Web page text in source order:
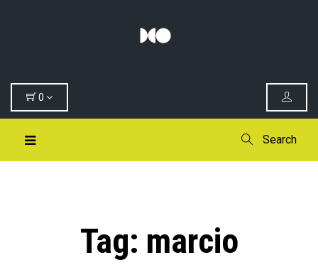
0
Search
Tag: marcio